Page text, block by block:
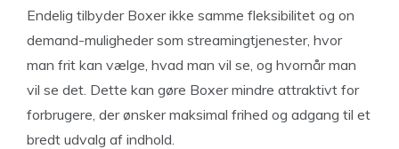
Endelig tilbyder Boxer ikke samme fleksibilitet og on
demand-muligheder som streamingtjenester, hvor
man frit kan vælge, hvad man vil se, og hvornår man
vil se det. Dette kan gøre Boxer mindre attraktivt for
forbrugere, der ønsker maksimal frihed og adgang til et
bredt udvalg af indhold.